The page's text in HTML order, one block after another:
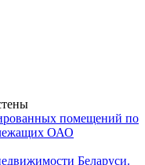
помещений по
ОАО
Беларуси.